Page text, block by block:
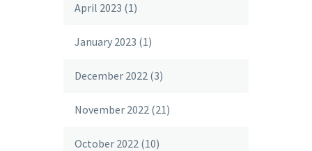
April 2023 (1)
January 2023 (1)
December 2022 (3)
November 2022 (21)
October 2022 (10)